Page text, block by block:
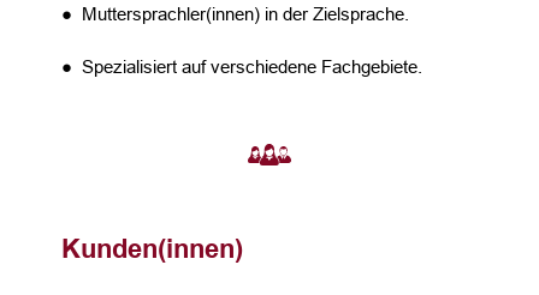
● Muttersprachler(innen) in der Zielsprache.
● Spezialisiert auf verschiedene Fachgebiete.
Kunden(innen)